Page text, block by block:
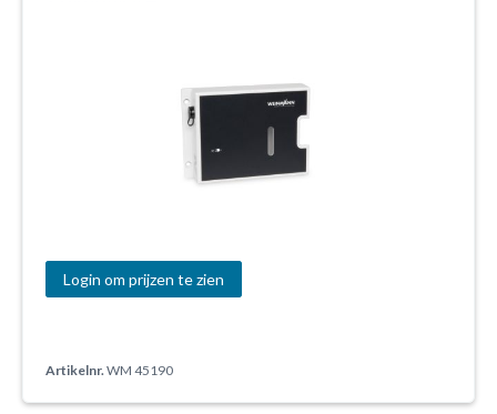
Login om prijzen te zien
Artikelnr. WM 45190